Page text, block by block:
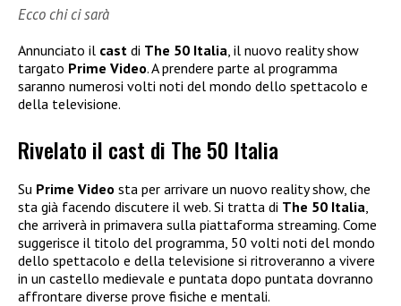
Ecco chi ci sarà
Annunciato il cast di The 50 Italia, il nuovo reality show
targato Prime Video. A prendere parte al programma
saranno numerosi volti noti del mondo dello spettacolo e
della televisione.
Rivelato il cast di The 50 Italia
Su Prime Video sta per arrivare un nuovo reality show, che
sta già facendo discutere il web. Si tratta di The 50 Italia
che arriverà in primavera sulla piattaforma streaming. Come
suggerisce il titolo del programma, 50 volti noti del mondo
dello spettacolo e della televisione si ritroveranno a vivere
in un castello medievale e puntata dopo puntata dovranno
affrontare diverse prove fisiche e mentali.